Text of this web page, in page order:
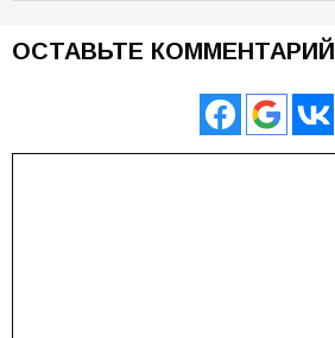
ОСТАВЬТЕ КОММЕНТАРИЙ